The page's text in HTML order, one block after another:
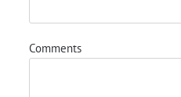
Comments